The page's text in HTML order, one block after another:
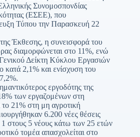
Συνομοσπονδίας
(EΣΕΕ), που
Τύπου την Παρασκευή 22
Έκθεσης, η συνεισφορά του
διαμορφώνεται στο 11%, ενώ
Δείκτη Κύκλου Εργασιών
κατά 2,1% και ενίσχυση του
εργοδότης της
των εργαζομένων στη
21% στη μη αγροτική
6.200 νέες θέσεις
στους 5 νέους κάτω των 25 ετών
τομέα απασχολείται στο